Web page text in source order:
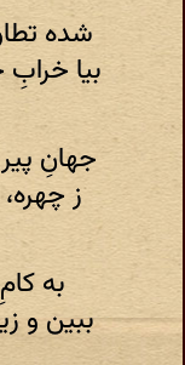
شده
بیا
جهانِ
ز
به
ببین و